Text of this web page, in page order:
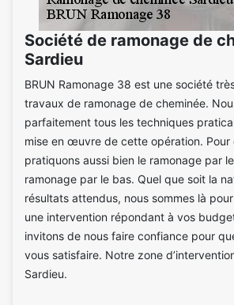
Société de ramonage de
Sardieu
BRUN Ramonage 38 est une société
travaux de ramonage de cheminée.
parfaitement tous les techniques
mise en œuvre de cette opération. Pour
pratiquons aussi bien le ramonage par
ramonage par le bas. Quel que soit la
résultats attendus, nous sommes là
une intervention répondant à vos
invitons de nous faire confiance pour
vous satisfaire. Notre zone
Sardieu.